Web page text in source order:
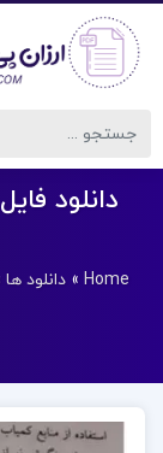
Home
» دانلود ها